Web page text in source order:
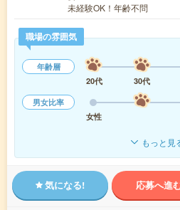
未経験OK！年齢不問
職場の雰囲気
年齢層
20代
30代
男女比率
女性
もっと見
気になる! 応募へ進